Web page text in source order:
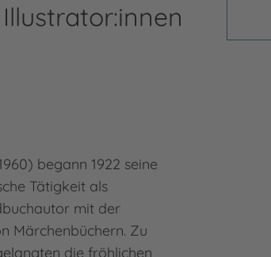
begann 1922 seine
Tätigkeit als
mit der
Märchenbüchern. Zu
die fröhlichen